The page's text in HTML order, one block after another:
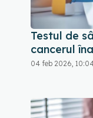
Testul de
cancerul
04 feb 2026,